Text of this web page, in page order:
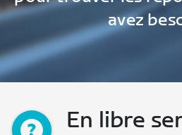
avez
En libre